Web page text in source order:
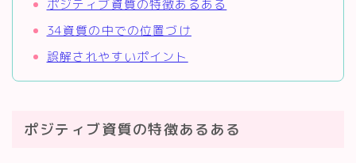
ポジティブ資質の特徴あるある
34資質の中での位置づけ
誤解されやすいポイント
ポジティブ資質の特徴あるある